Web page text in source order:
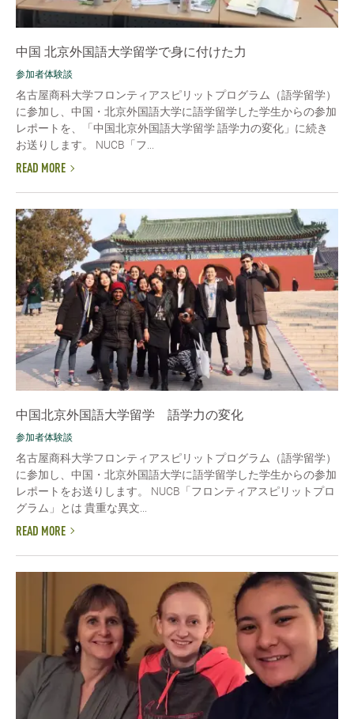
中国 北京外国語大学留学で身に付けた力
参加者体験談
名古屋商科大学フロンティアスピリットプログラム（語学留学）
に参加し、中国・北京外国語大学に語学留学した学生からの参加
レポートを、「中国北京外国語大学留学 語学力の変化」に続き
お送りします。 NUCB「フ...
READ MORE
中国北京外国語大学留学 語学力の変化
参加者体験談
名古屋商科大学フロンティアスピリットプログラム（語学留学）
に参加し、中国・北京外国語大学に語学留学した学生からの参加
レポートをお送りします。 NUCB「フロンティアスピリットプロ
グラム」とは 貴重な異文...
READ MORE